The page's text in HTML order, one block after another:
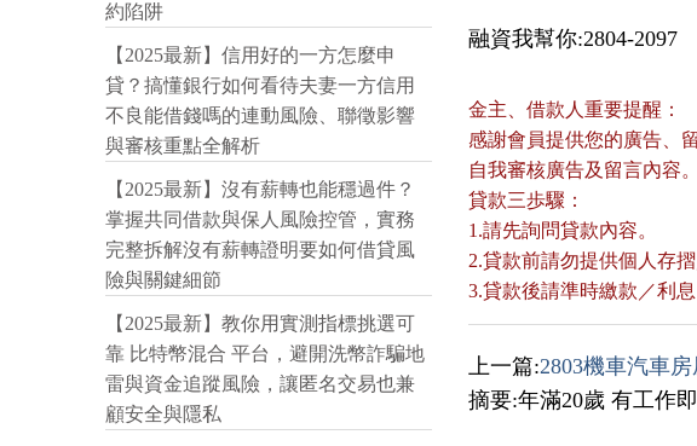
融資我幫你:2804-2097
金主、借款人重要提醒：
感謝會員提供您的廣告、
自我審核廣告及留言內容。
貸款三歩驟：
1.請先詢問貸款內容。
2.貸款前請勿提供個人存
3.貸款後請準時繳款／利
上一篇:2803機車汽車
摘要:年滿20歲 有工作
約陷阱
【2025最新】信用好的一方怎麼申
貸？搞懂銀行如何看待夫妻一方信用
不良能借錢嗎的連動風險、聯徵影響
與審核重點全解析
【2025最新】沒有薪轉也能穩過件？
掌握共同借款與保人風險控管，實務
完整拆解沒有薪轉證明要如何借貸風
險與關鍵細節
【2025最新】教你用實測指標挑選可
靠 比特幣混合 平台，避開洗幣詐騙地
雷與資金追蹤風險，讓匿名交易也兼
顧安全與隱私